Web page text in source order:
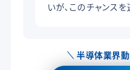
いが、このチャンス
半導体業界